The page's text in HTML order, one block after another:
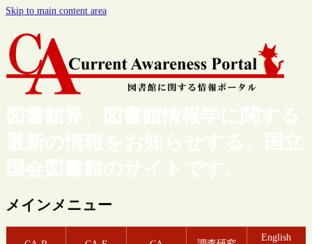
Skip to main content area
図書館界、図書館情報学に関する
最新の情報をお知らせする、国立
国会図書館のサイトです。
メインメニュー
English